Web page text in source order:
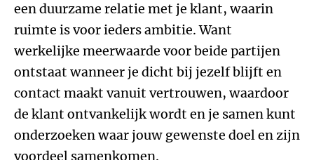
een duurzame relatie met je klant, waarin
ruimte is voor ieders ambitie. Want
werkelijke meerwaarde voor beide partijen
ontstaat wanneer je dicht bij jezelf blijft en
contact maakt vanuit vertrouwen, waardoor
de klant ontvankelijk wordt en je samen kunt
onderzoeken waar jouw gewenste doel en zijn
voordeel samenkomen.